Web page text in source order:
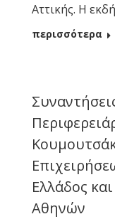
Αττικής. Η
περισσότερα
Ελλάδος
Αθηνών